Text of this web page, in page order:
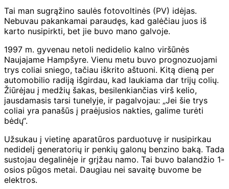
Tai man sugrąžino saulės fotovoltinės (PV) idėjas.
Nebuvau pakankamai paraudęs, kad galėčiau juos iš
karto nusipirkti, bet jie buvo mano galvoje.
1997 m. gyvenau netoli nedidelio kalno viršūnės
Naujajame Hampšyre. Vienu metu buvo prognozuojami
trys coliai sniego, tačiau iškrito aštuoni. Kitą dieną per
automobilio radiją išgirdau, kad laukiama dar trijų colių.
Žiūrėjau į medžių šakas, besilenkiančias virš kelio,
jausdamasis tarsi tunelyje, ir pagalvojau: „Jei šie trys
coliai yra panašūs į praėjusios nakties, galime turėti
bėdų“.
Užsukau į vietinę aparatūros parduotuvę ir nusipirkau
nedidelį generatorių ir penkių galonų benzino baką. Tada
sustojau degalinėje ir grįžau namo. Tai buvo balandžio 1-
osios pūgos metai. Daugiau nei savaitę buvome be
elektros.